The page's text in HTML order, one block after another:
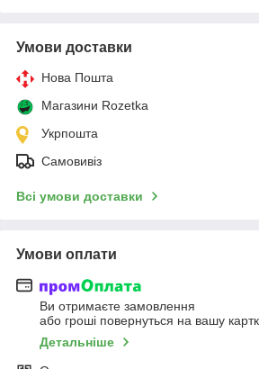
Умови доставки
Нова Пошта
Магазини Rozetka
Укрпошта
Самовивіз
Всі умови доставки
Умови оплати
Ви отримаєте замовлення
або гроші повернуться на вашу
Детальніше